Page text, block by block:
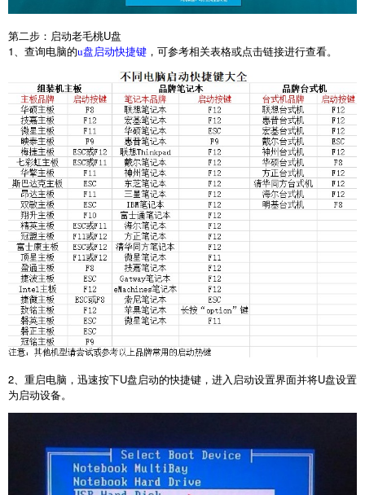
第二步：启动老毛桃U盘
1、查询电脑的u盘启动快捷键 ，可参考相关表格或点击链接进行查看。
2、重启电脑，迅速按下U盘启动的快捷键，进入启动设置界面并将U盘设置
为启动设备。